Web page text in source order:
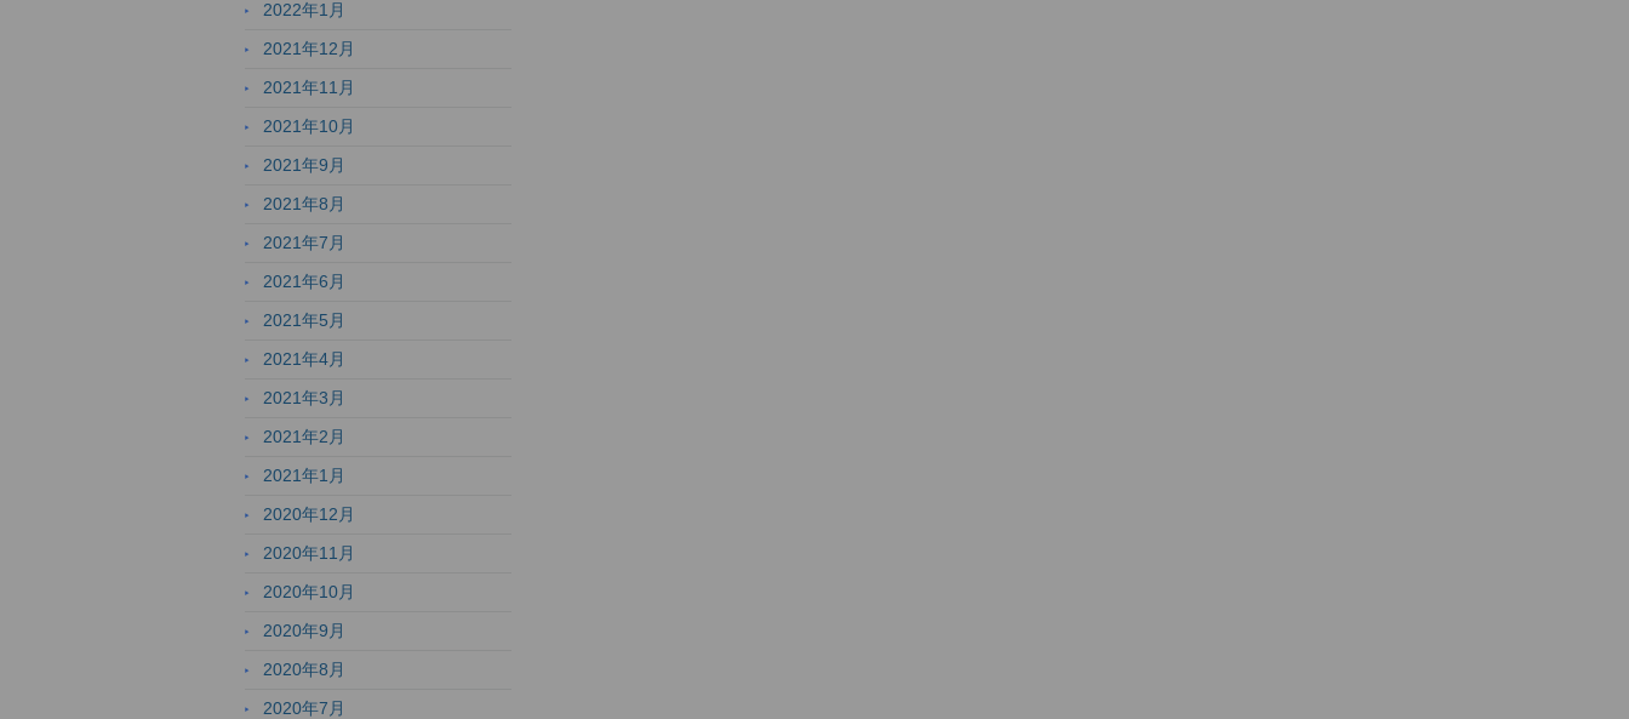
2022年1月
2021年12月
2021年11月
2021年10月
2021年9月
2021年8月
2021年7月
2021年6月
2021年5月
2021年4月
2021年3月
2021年2月
2021年1月
2020年12月
2020年11月
2020年10月
2020年9月
2020年8月
2020年7月